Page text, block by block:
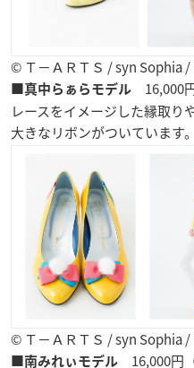
© Ｔ−ＡＲＴＳ / syn Sophia /
■真中らぁらモデル
16,000
レースをイメージした縁取り
大きなリボンがついています。
© Ｔ−ＡＲＴＳ / syn Sophia /
■南みれぃモデル 16,000円